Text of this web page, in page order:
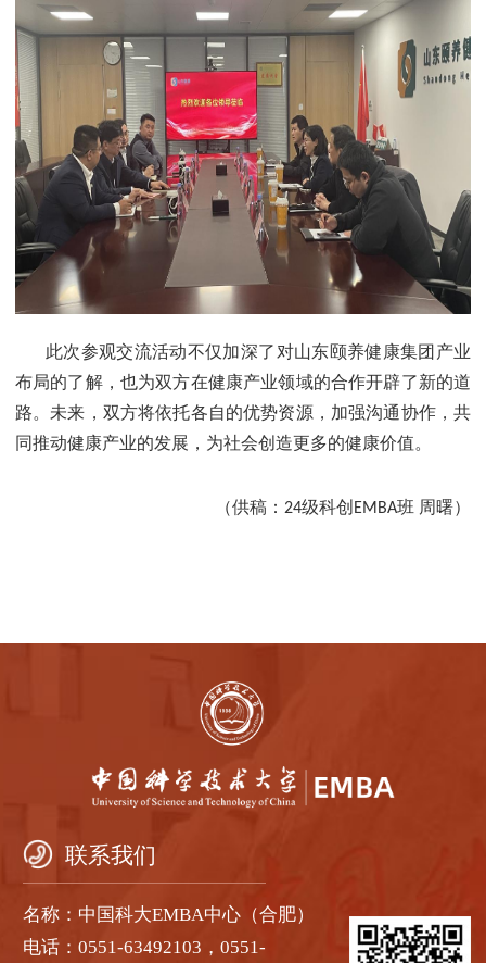
此次参观交流活动不仅加深了对山东颐养健康集团产业
布局的了解，也为双方在健康产业领域的合作开辟了新的道
路。未来，双方将依托各自的优势资源，加强沟通协作，共
同推动健康产业的发展，为社会创造更多的健康价值。
（供稿： 24级科创 EMBA班 周曙）
联系我们
名称：中国科大EMBA中心（合肥）
电话：0551-63492103，0551-